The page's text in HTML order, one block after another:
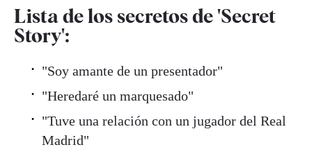
Lista de los secretos de 'Secret
Story':
"Soy amante de un presentador"
"Heredaré un marquesado"
"Tuve una relación con un jugador del Real
Madrid"